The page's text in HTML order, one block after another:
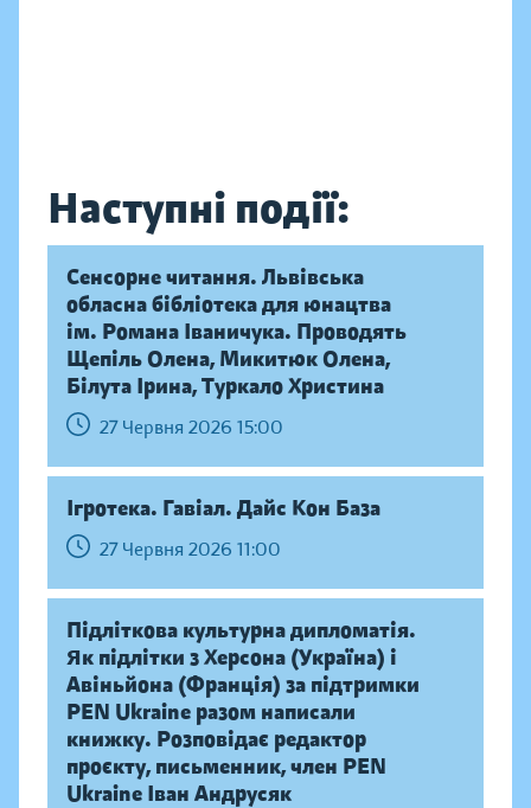
Наступні події:
Сенсорне читання. Львівська
обласна бібліотека для юнацтва
ім. Романа Іваничука. Проводять
Щепіль Олена, Микитюк Олена,
Білута Ірина, Туркало Христина
27 Червня 2026 15:00
Ігротека. Гавіал. Дайс Кон База
27 Червня 2026 11:00
Підліткова культурна дипломатія.
Як підлітки з Херсона (Україна) і
Авіньйона (Франція) за підтримки
PEN Ukraine разом написали
книжку. Розповідає редактор
проєкту, письменник, член PEN
Ukraine Іван Андрусяк